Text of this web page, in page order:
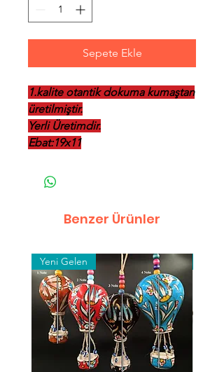
Sepete Ekle
1.kalite otantik dokuma kumaştan
üretilmiştir.
Yerli Üretimdir.
Ebat:19x11
Benzer Ürünler
Yeni Gelen